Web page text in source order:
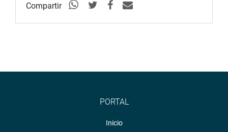
Compartir
PORTAL
Inicio